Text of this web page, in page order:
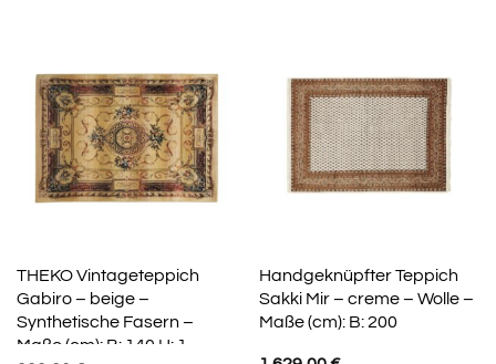
THEKO Vintageteppich
Gabiro – beige –
Synthetische Fasern –
Maße (cm): B: 140 H: 1
Handgeknüpfter Teppich
Sakki Mir – creme – Wolle –
Maße (cm): B: 200